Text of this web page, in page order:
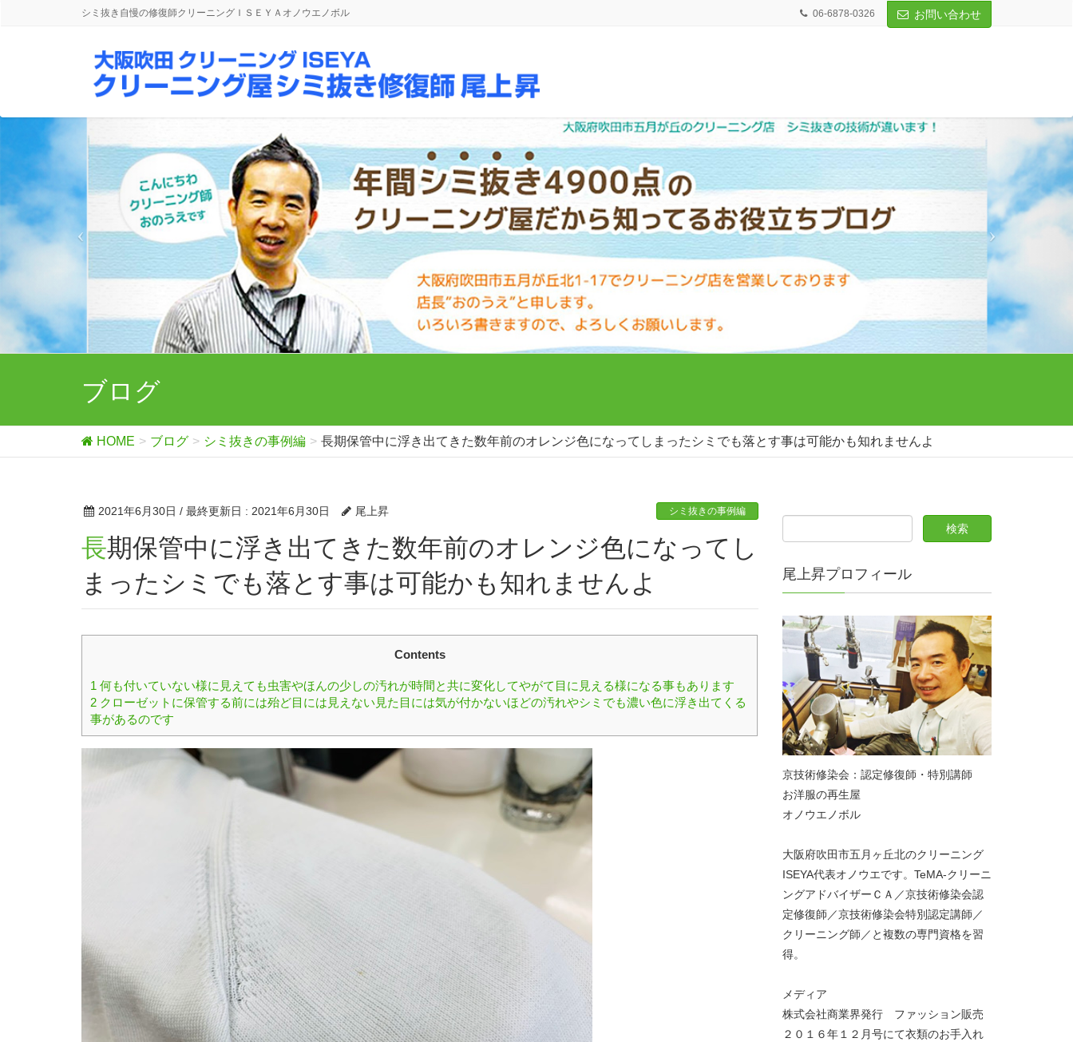
シミ抜き自慢の修復師クリーニングＩＳＥＹＡオノウエノボル 06-6878-0326 お問い合わせ
ブログ
HOME ブログ シミ抜きの事例編 長期保管中に浮き出てきた数年前のオレンジ色になってしまったシミでも落とす事は可能かも知れませんよ
2021年6月30日 / 最終更新日 : 2021年6月30日 尾上昇 シミ抜きの事例編
長期保管中に浮き出てきた数年前のオレンジ色になってし
まったシミでも落とす事は可能かも知れませんよ
Contents
1 何も付いていない様に見えても虫害やほんの少しの汚れが時間と共に変化してやがて目に見える様になる事もあります
2 クローゼットに保管する前には殆ど目には見えない見た目には気が付かないほどの汚れやシミでも濃い色に浮き出てくる
事があるのです
尾上昇プロフィール
京技術修染会：認定修復師・特別講師
お洋服の再生屋
オノウエノボル
大阪府吹田市五月ヶ丘北のクリーニング
ISEYA代表オノウエです。TeMA-クリーニ
ングアドバイザーＣＡ／京技術修染会認
定修復師／京技術修染会特別認定講師／
クリーニング師／と複数の専門資格を習
得。
メディア
株式会社商業界発行 ファッション販売
２０１６年１２月号にて衣類のお手入れ